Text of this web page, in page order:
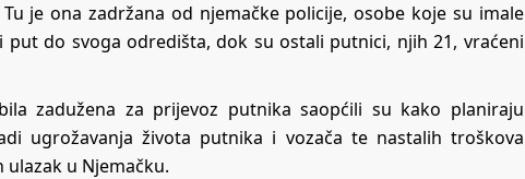
je ona zadržana od njemačke policije, osobe koje su imale
do svoga odredišta, dok su ostali putnici, njih 21, vraćeni
zadužena za prijevoz putnika saopćili su kako planiraju
ugrožavanja života putnika i vozača te nastalih troškova
u Njemačku.